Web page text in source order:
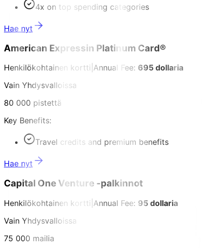
4x on top spending categories
Hae nyt
American Expressin Platinum Card®
Henkilökohtainen kortti Annual Fee: 695 dollaria
Vain Yhdysvalloissa
80 000 pistettä
Key Benefits:
Travel credits and premium benefits
Hae nyt
Capital One Venture -palkinnot
Henkilökohtainen kortti Annual Fee: 95 dollaria
Vain Yhdysvalloissa
75 000 mailia